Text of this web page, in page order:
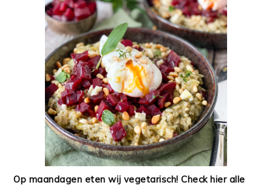
Op maandagen eten wij vegetarisch! Check hier alle